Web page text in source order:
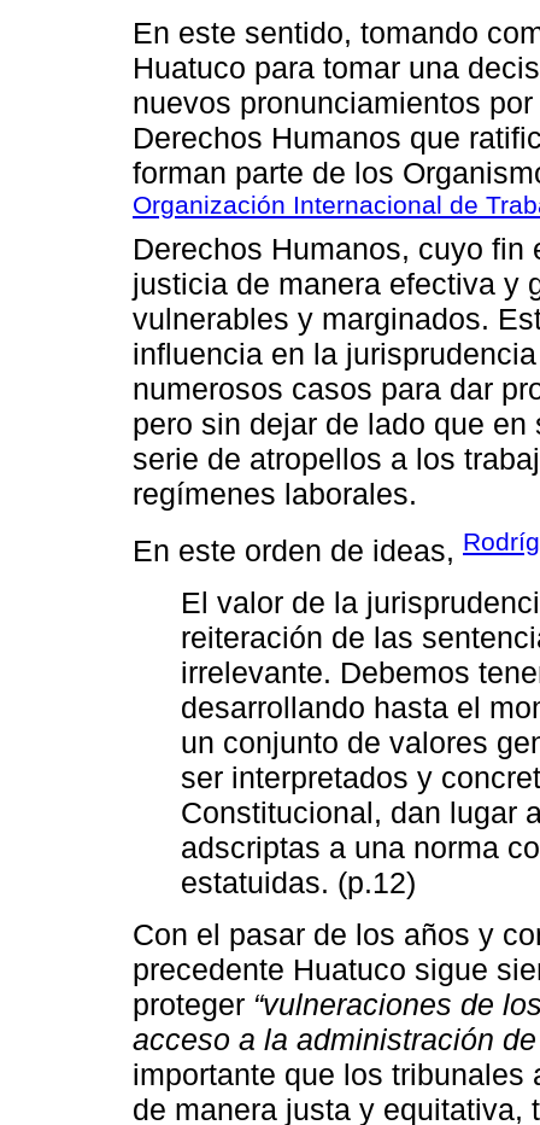
En este sentido, tomando
Huatuco para tomar una
nuevos pronunciamientos
Derechos Humanos que
forman parte de los
Organización Internacional de
Derechos Humanos, cuyo
justicia de manera efectiva y
vulnerables y marginados.
influencia en la
numerosos casos para dar
pero sin dejar de lado que
serie de atropellos a los
regímenes laborales.
En este orden de ideas,
El valor de la
reiteración de las
irrelevante. Debemos
desarrollando hasta el
un conjunto de valores
ser interpretados y
Constitucional, dan lugar
adscriptas a una norma
estatuidas. (p.12)
Con el pasar de los años y
precedente Huatuco sigue
proteger “vulneraciones de
acceso a la administración
importante que los
de manera justa y equitativa,